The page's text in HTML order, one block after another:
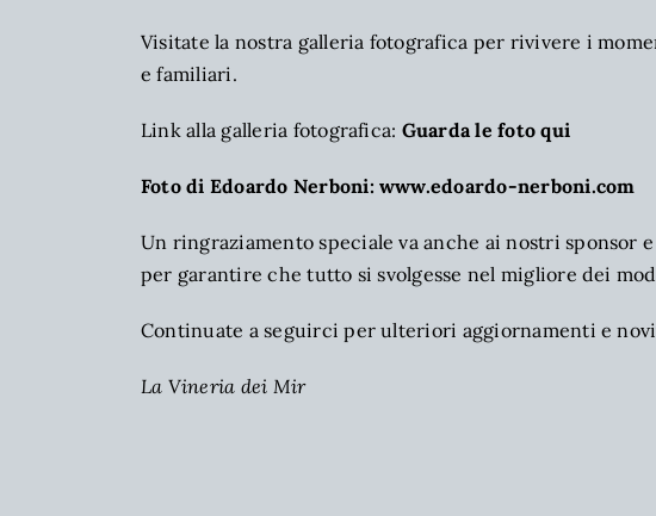
Visitate la nostra galleria fotografica per rivivere i
e familiari.
Link alla galleria fotografica: Guarda le foto qui
Foto di Edoardo Nerboni: www.edoardo-nerboni.com
Un ringraziamento speciale va anche ai nostri sponsor
per garantire che tutto si svolgesse nel migliore dei
Continuate a seguirci per ulteriori aggiornamenti e
La Vineria dei Mir